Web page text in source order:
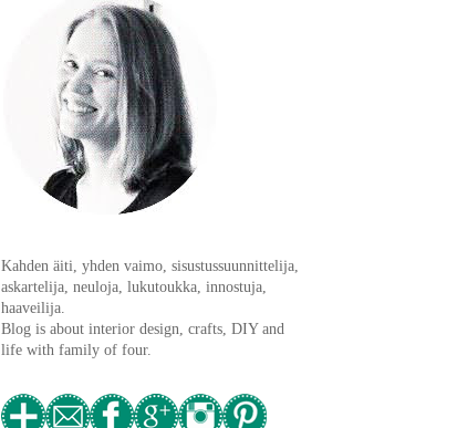
Kahden äiti, yhden vaimo, sisustussuunnittelija,
askartelija, neuloja, lukutoukka, innostuja,
haaveilija.
Blog is about interior design, crafts, DIY and
life with family of four.